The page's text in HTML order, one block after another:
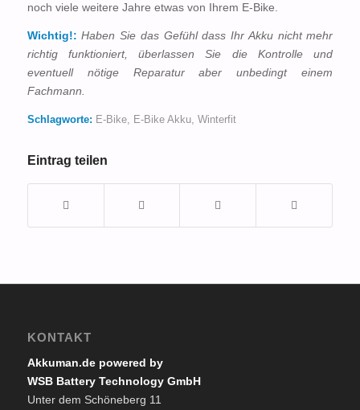
noch viele weitere Jahre etwas von Ihrem E-Bike.
Wichtig!:Haben Sie das Gefühl dass Ihr Akku nicht mehr
richtig funktioniert, überlassen Sie die Kontrolle und
eventuell nötige Reparatur aber unbedingt einem
Fachmann.
Schlagworte: E-Bike, E-Bike Akku, Winterfit
Eintrag teilen
KONTAKT
Akkuman.de powered by
WSB Battery Technology GmbH
Unter dem Schöneberg 11